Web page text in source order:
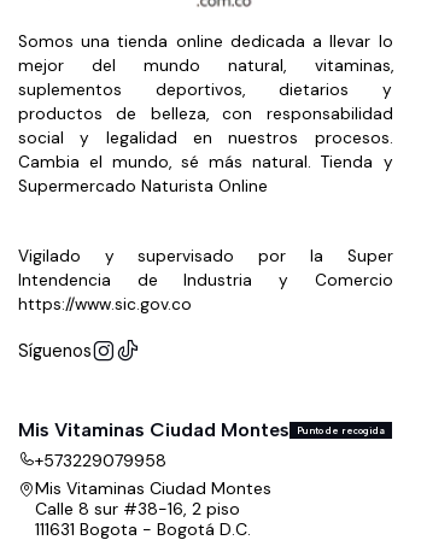
Somos una tienda online dedicada a llevar lo
mejor del mundo natural, vitaminas,
suplementos deportivos, dietarios y
productos de belleza, con responsabilidad
social y legalidad en nuestros procesos.
Cambia el mundo, sé más natural. Tienda y
Supermercado Naturista Online
Vigilado y supervisado por la Super
Intendencia de Industria y Comercio
https://www.sic.gov.co
Síguenos
Mis Vitaminas Ciudad Montes Punto de recogida
+573229079958
Mis Vitaminas Ciudad Montes
Calle 8 sur #38-16, 2 piso
111631 Bogota - Bogotá D.C.